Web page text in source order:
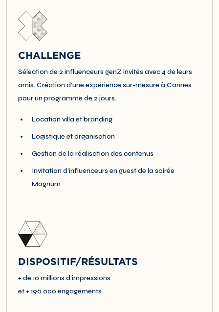
CHALLENGE
Sélection de 2 influenceurs genZ invités avec 4 de leurs
amis. Création d’une expérience sur-mesure à Cannes
pour un programme de 2 jours.
Location villa et branding
Logistique et organisation
Gestion de la réalisation des contenus
Invitation d’influenceurs en guest de la soirée
Magnum
DISPOSITIF/RÉSULTATS
+ de 10 millions d'impressions
et + 190 000 engagements